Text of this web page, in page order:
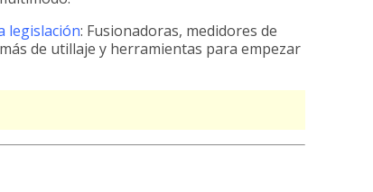
legislación: Fusionadoras, medidores de
de utillaje y herramientas para empezar